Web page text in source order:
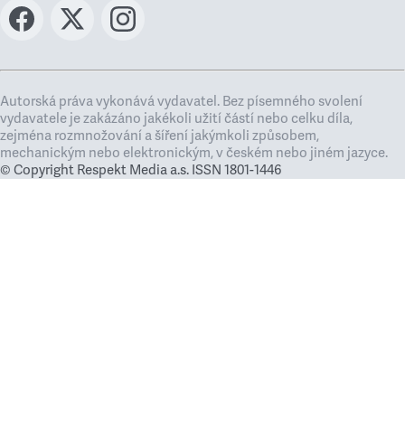
Autorská práva vykonává vydavatel. Bez písemného svolení
vydavatele je zakázáno jakékoli užití částí nebo celku díla,
zejména rozmnožování a šíření jakýmkoli způsobem,
mechanickým nebo elektronickým, v českém nebo jiném jazyce.
© Copyright Respekt Media a.s. ISSN 1801-1446